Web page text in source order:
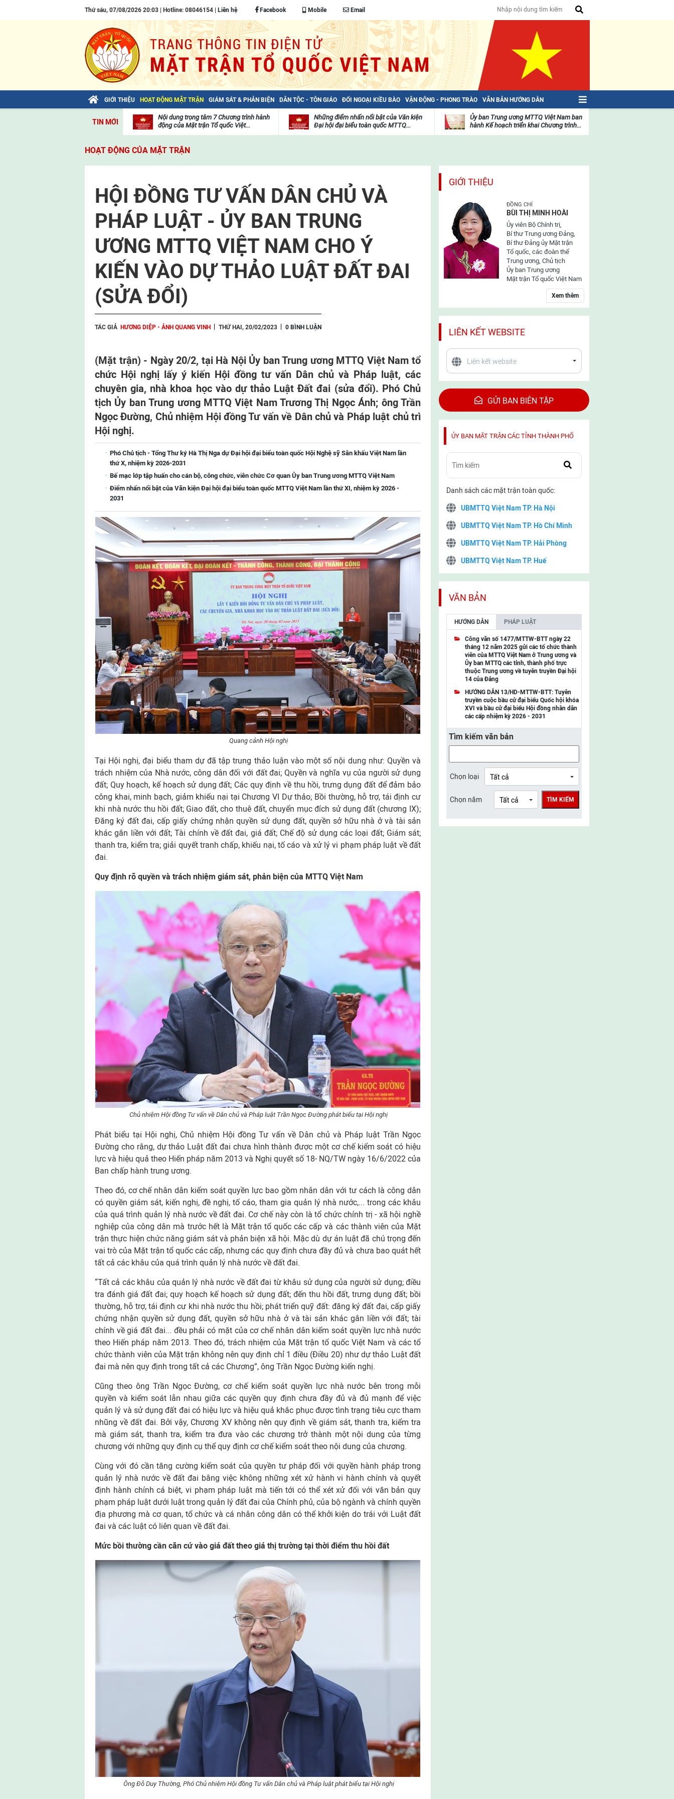
Thứ sáu, 07/08/2026 20:03 | Hotline: 08046154 | Liên hệ Facebook Mobile Email
GIỚI THIỆU HOẠT ĐỘNG MẶT TRẬN GIÁM SÁT & PHẢN BIỆN DÂN TỘC - TÔN GIÁO ĐỐI NGOẠI KIỀU BÀO VẬN ĐỘNG - PHONG TRÀO VĂN BẢN HƯỚNG DẪN
TIN MỚI
Bài viết của Tổng Bí thư Tô Lâm: TIẾN
viện
Nội dung trọng tâm 7 Chương trình hành
động của Mặt trận Tổ quốc Việt...
Những điểm nhấn nổi bật của Văn kiện
Đại hội đại biểu toàn quốc MTTQ...
mặt
trận
Ủy ban Trung ương MTTQ Việt Nam ban
hành Kế hoạch triển khai Chương trình...
HOẠT ĐỘNG CỦA MẶT TRẬN
HỘI ĐỒNG TƯ VẤN DÂN CHỦ VÀ
PHÁP LUẬT - ỦY BAN TRUNG
ƯƠNG MTTQ VIỆT NAM CHO Ý
KIẾN VÀO DỰ THẢO LUẬT ĐẤT ĐAI
(SỬA ĐỔI)
TÁC GIẢ HƯƠNG DIỆP - ẢNH QUANG VINH THỨ HAI, 20/02/2023 0 BÌNH LUẬN
(Mặt trận) - Ngày 20/2, tại Hà Nội Ủy ban Trung ương MTTQ Việt Nam tổ
chức Hội nghị lấy ý kiến Hội đồng tư vấn Dân chủ và Pháp luật, các
chuyên gia, nhà khoa học vào dự thảo Luật Đất đai (sửa đổi). Phó Chủ
tịch Ủy ban Trung ương MTTQ Việt Nam Trương Thị Ngọc Ánh; ông Trần
Ngọc Đường, Chủ nhiệm Hội đồng Tư vấn về Dân chủ và Pháp luật chủ trì
Hội nghị.
Phó Chủ tịch - Tổng Thư ký Hà Thị Nga dự Đại hội đại biểu toàn quốc Hội Nghệ sỹ Sân khấu Việt Nam lần
thứ X, nhiệm kỳ 2026-2031
Bế mạc lớp tập huấn cho cán bộ, công chức, viên chức Cơ quan Ủy ban Trung ương MTTQ Việt Nam
Điểm nhấn nổi bật của Văn kiện Đại hội đại biểu toàn quốc MTTQ Việt Nam lần thứ XI, nhiệm kỳ 2026 -
2031
Quang cảnh Hội nghị
Tại Hội nghị, đại biểu tham dự đã tập trung thảo luận vào một số nội dung như: Quyền và
trách nhiệm của Nhà nước, công dân đối với đất đai; Quyền và nghĩa vụ của người sử dụng
đất; Quy hoạch, kế hoạch sử dụng đất; Các quy định về thu hồi, trưng dụng đất để đảm bảo
công khai, minh bạch, giảm khiếu nại tại Chương VI Dự thảo; Bồi thường, hỗ trợ, tái định cư
khi nhà nước thu hồi đất; Giao đất, cho thuê đất, chuyển mục đích sử dụng đất (chương IX);
Đăng ký đất đai, cấp giấy chứng nhận quyền sử dụng đất, quyền sở hữu nhà ở và tài sản
khác gắn liền với đất; Tài chính về đất đai, giá đất; Chế độ sử dụng các loại đất; Giám sát;
thanh tra, kiểm tra; giải quyết tranh chấp, khiếu nại, tố cáo và xử lý vi phạm pháp luật về đất
đai.
Quy định rõ quyền và trách nhiệm giám sát, phản biện của MTTQ Việt Nam
Chủ nhiệm Hội đồng Tư vấn về Dân chủ và Pháp luật Trần Ngọc Đường phát biểu tại Hội nghị
Phát biểu tại Hội nghị, Chủ nhiệm Hội đồng Tư vấn về Dân chủ và Pháp luật Trần Ngọc
Đường cho rằng, dự thảo Luật đất đai chưa hình thành được một cơ chế kiểm soát có hiệu
lực và hiệu quả theo Hiến pháp năm 2013 và Nghị quyết số 18- NQ/TW ngày 16/6/2022 của
Ban chấp hành trung ương.
Theo đó, cơ chế nhân dân kiểm soát quyền lực bao gồm nhân dân với tư cách là công dân
có quyền giám sát, kiến nghị, đề nghị, tố cáo, tham gia quản lý nhà nước,... trong các khâu
của quá trình quản lý nhà nước về đất đai. Cơ chế này còn là tổ chức chính trị - xã hội nghề
nghiệp của công dân mà trước hết là Mặt trận tổ quốc các cấp và các thành viên của Mặt
trận thực hiện chức năng giám sát và phản biện xã hội. Mặc dù dự án luật đã chú trọng đến
vai trò của Mặt trận tổ quốc các cấp, nhưng các quy định chưa đầy đủ và chưa bao quát hết
tất cả các khâu của quá trình quản lý nhà nước về đất đai.
“Tất cả các khâu của quản lý nhà nước về đất đai từ khâu sử dụng của người sử dụng; điều
tra đánh giá đất đai; quy hoạch kế hoạch sử dụng đất; đến thu hồi đất, trưng dụng đất; bồi
thường, hỗ trợ, tái định cư khi nhà nước thu hồi; phát triển quỹ đất: đăng ký đất đai, cấp giấy
chứng nhận quyền sử dụng đất, quyền sở hữu nhà ở và tài sản khác gắn liền với đất; tài
chính về giá đất đai... đều phải có mặt của cơ chế nhân dân kiểm soát quyền lực nhà nước
theo Hiến pháp năm 2013. Theo đó, trách nhiệm của Mặt trận tổ quốc Việt Nam và các tổ
chức thành viên của Mặt trận không nên quy định chỉ 1 điều (Điều 20) như dự thảo Luật đất
đai mà nên quy định trong tất cả các Chương”, ông Trần Ngọc Đường kiến nghị.
Cũng theo ông Trần Ngọc Đường, cơ chế kiểm soát quyền lực nhà nước bên trong mỗi
quyền và kiểm soát lẫn nhau giữa các quyền quy định chưa đầy đủ và đủ mạnh để việc
quản lý và sử dụng đất đai có hiệu lực và hiệu quả khắc phục được tình trạng tiêu cực tham
nhũng về đất đai. Bởi vậy, Chương XV không nên quy định về giám sát, thanh tra, kiểm tra
mà giám sát, thanh tra, kiểm tra đưa vào các chương trở thành một nội dung của từng
chương với những quy định cụ thể quy định cơ chế kiểm soát theo nội dung của chương.
Cùng với đó cần tăng cường kiểm soát của quyền tư pháp đối với quyền hành pháp trong
quản lý nhà nước về đất đai bằng việc không những xét xử hành vi hành chính và quyết
định hành chính cá biệt, vi phạm pháp luật mà tiến tới có thể xét xử đối với văn bản quy
phạm pháp luật dưới luật trong quản lý đất đai của Chính phủ, của bộ ngành và chính quyền
địa phương mà cơ quan, tổ chức và cá nhân công dân có thể khởi kiện do trái với Luật đất
đai và các luật có liên quan về đất đai.
Mức bồi thường cần căn cứ vào giá đất theo giá thị trường tại thời điểm thu hồi đất
Ông Đỗ Duy Thường, Phó Chủ nhiệm Hội đồng Tư vấn Dân chủ và Pháp luật phát biểu tại Hội nghị
GIỚI THIỆU
ĐỒNG CHÍ
BÙI THỊ MINH HOÀI
Ủy viên Bộ Chính trị,
Bí thư Trung ương Đảng,
Bí thư Đảng ủy Mặt trận
Tổ quốc, các đoàn thể
Trung ương, Chủ tịch
Ủy ban Trung ương
Mặt trận Tổ quốc Việt Nam
Xem thêm
LIÊN KẾT WEBSITE
GỬI BAN BIÊN TẬP
ỦY BAN MẶT TRẬN CÁC TỈNH THÀNH PHỐ
Danh sách các mặt trận toàn quốc:
UBMTTQ Việt Nam TP. Hà Nội
UBMTTQ Việt Nam TP. Hồ Chí Minh
UBMTTQ Việt Nam TP. Hải Phòng
UBMTTQ Việt Nam TP. Huế
UBMTTQ Việt Nam TP. Cần Thơ
UBMTTQ Việt Nam tỉnh Quảng Ninh
UBMTTQ Việt Nam tỉnh Cao Bằng
UBMTTQ Việt Nam tỉnh Lạng Sơn
UBMTTQ Việt Nam tỉnh Lai Châu
UBMTTQ Việt Nam tỉnh Điện Biên
UBMTTQ Việt Nam tỉnh Sơn La
UBMTTQ Việt Nam tỉnh Thanh Hóa
UBMTTQ Việt Nam tỉnh Nghệ An
UBMTTQ Việt Nam tỉnh Lào Cai
UBMTTQ Việt Nam tỉnh Thái Nguyên
VĂN BẢN
HƯỚNG DẪN PHÁP LUẬT
Công văn số 1477/MTTW-BTT ngày 22
tháng 12 năm 2025 gửi các tổ chức thành
viên của MTTQ Việt Nam ở Trung ương và
Ủy ban MTTQ các tỉnh, thành phố trực
thuộc Trung ương về tuyên truyền Đại hội
14 của Đảng
HƯỚNG DẪN 13/HD-MTTW-BTT: Tuyên
truyền cuộc bầu cử đại biểu Quốc hội khóa
XVI và bầu cử đại biểu Hội đồng nhân dân
các cấp nhiệm kỳ 2026 - 2031
Tìm kiếm văn bản
Chọn loại
Chọn năm TÌM KIẾM